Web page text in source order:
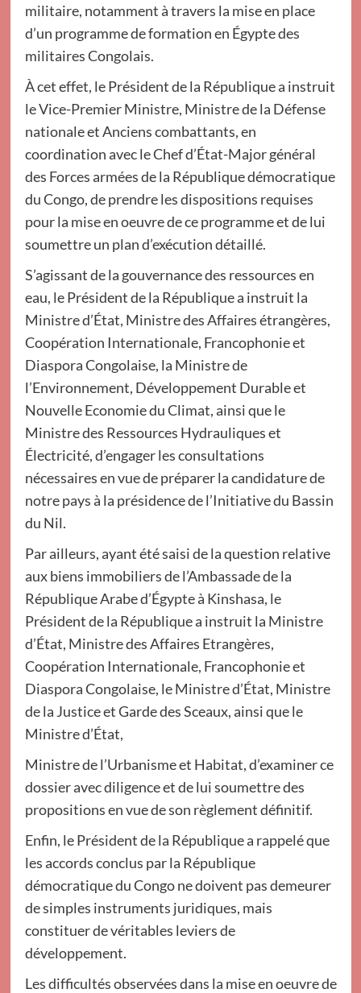
militaire, notamment à travers la mise en place
d’un programme de formation en Égypte des
militaires Congolais.
À cet effet, le Président de la République a instruit
le Vice-Premier Ministre, Ministre de la Défense
nationale et Anciens combattants, en
coordination avec le Chef d’État-Major général
des Forces armées de la République démocratique
du Congo, de prendre les dispositions requises
pour la mise en oeuvre de ce programme et de lui
soumettre un plan d’exécution détaillé.
S’agissant de la gouvernance des ressources en
eau, le Président de la République a instruit la
Ministre d’État, Ministre des Affaires étrangères,
Coopération Internationale, Francophonie et
Diaspora Congolaise, la Ministre de
l’Environnement, Développement Durable et
Nouvelle Economie du Climat, ainsi que le
Ministre des Ressources Hydrauliques et
Électricité, d’engager les consultations
nécessaires en vue de préparer la candidature de
notre pays à la présidence de l’Initiative du Bassin
du Nil.
Par ailleurs, ayant été saisi de la question relative
aux biens immobiliers de l’Ambassade de la
République Arabe d’Égypte à Kinshasa, le
Président de la République a instruit la Ministre
d’État, Ministre des Affaires Etrangères,
Coopération Internationale, Francophonie et
Diaspora Congolaise, le Ministre d’État, Ministre
de la Justice et Garde des Sceaux, ainsi que le
Ministre d’État,
Ministre de l’Urbanisme et Habitat, d’examiner ce
dossier avec diligence et de lui soumettre des
propositions en vue de son règlement définitif.
Enfin, le Président de la République a rappelé que
les accords conclus par la République
démocratique du Congo ne doivent pas demeurer
de simples instruments juridiques, mais
constituer de véritables leviers de
développement.
Les difficultés observées dans la mise en oeuvre de